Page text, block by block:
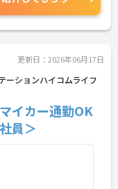
ら60代
。ご興
気軽に
更新日：2026年06月17日
ーションハイコムライフ
イカー通勤OK
員＞